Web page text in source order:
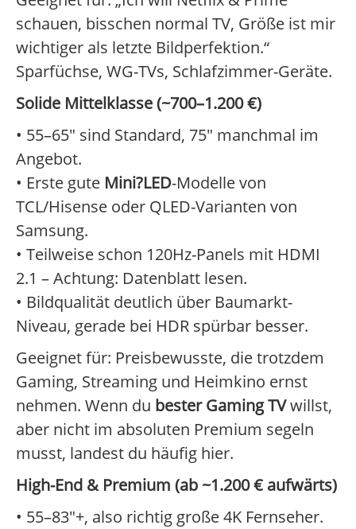
schauen, bisschen normal TV, Größe ist mir
wichtiger als letzte Bildperfektion.“
Sparfüchse, WG-TVs, Schlafzimmer-Geräte.
Solide Mittelklasse (~700–1.200 €)
• 55–65" sind Standard, 75" manchmal im
Angebot.
• Erste gute Mini?LED-Modelle von
TCL/Hisense oder QLED-Varianten von
Samsung.
• Teilweise schon 120Hz-Panels mit HDMI
2.1 – Achtung: Datenblatt lesen.
• Bildqualität deutlich über Baumarkt-
Niveau, gerade bei HDR spürbar besser.
Geeignet für: Preisbewusste, die trotzdem
Gaming, Streaming und Heimkino ernst
nehmen. Wenn du bester Gaming TVwillst,
aber nicht im absoluten Premium segeln
musst, landest du häufig hier.
High-End & Premium (ab ~1.200 € aufwärts)
• 55–83"+, also richtig große 4K Fernseher.